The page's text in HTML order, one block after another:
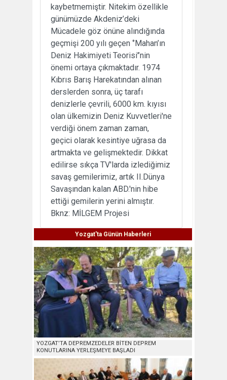
kaybetmemiştir. Nitekim özellikle
günümüzde Akdeniz’deki
Mücadele göz önüne alındığında
geçmişi 200 yılı geçen ‘’Mahan’ın
Deniz Hakimiyeti Teorisi’’nin
önemi ortaya çıkmaktadır. 1974
Kıbrıs Barış Harekatından alınan
derslerden sonra, üç tarafı
denizlerle çevrili, 6000 km. kıyısı
olan ülkemizin Deniz Kuvvetleri'ne
verdiği önem zaman zaman,
geçici olarak kesintiye uğrasa da
artmakta ve gelişmektedir. Dikkat
edilirse sıkça TV'larda izlediğimiz
savaş gemilerimiz, artık II.Dünya
Savaşından kalan ABD.'nin hibe
ettiği gemilerin yerini almıştır.
Bknz: MİLGEM Projesi
Yozgat'ta Günün Haberleri
YOZGAT’TA DEPREMZEDELER BİTEN DEPREM
KONUTLARINA YERLEŞMEYE BAŞLADI